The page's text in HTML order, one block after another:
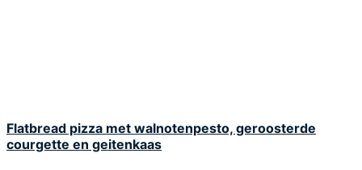
Flatbread pizza met walnotenpesto, geroosterde
courgette en geitenkaas